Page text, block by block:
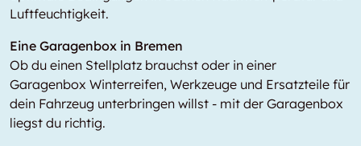
Luftfeuchtigkeit.
Eine Garagenbox in Bremen
Ob du einen Stellplatz brauchst oder in einer
Garagenbox Winterreifen, Werkzeuge und Ersatzteile für
dein Fahrzeug unterbringen willst - mit der Garagenbox
liegst du richtig.